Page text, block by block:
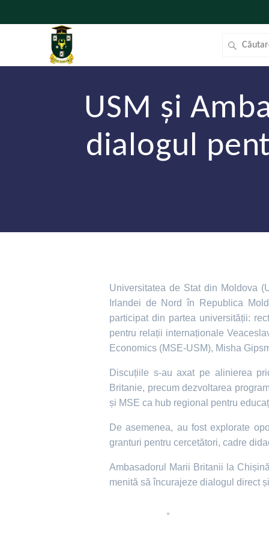
USM și
dialogul
Universitatea de Stat din Moldova
Irlandei de Nord în Republica
participat din partea universității:
pentru relații internaționale
Economics (MSE-USM), Misha
Discuțiile s-au axat pe alinierea
Britanie, precum dezvoltarea
și MSE ca hub regional pentru
De asemenea, au fost explorate
granturi pentru cercetători, cadre
Ambasadorul Marii Britanii la
menită să încurajeze dialogul direct